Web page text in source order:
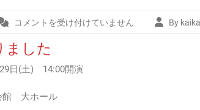
※
止
令
コメントを受け付けていません By
した
日(土) 14:00開演
大ホール